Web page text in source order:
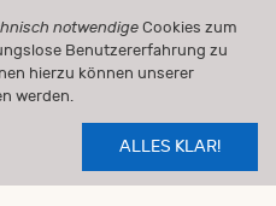
notwendige Cookies zum
Benutzererfahrung zu
hierzu können unserer
werden.
ALLES KLAR!